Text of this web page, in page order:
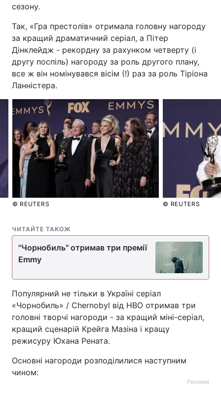
сезону.
Так, «Гра престолів» отримала головну нагороду
за кращий драматичний серіал, а Пітер
Дінклейдж - рекордну за рахунком четверту (і
другу поспіль) нагороду за роль другого плану,
все ж він номінувався вісім (!) раз за роль Тіріона
Ланністера.
© REUTERS © REUTERS
ЧИТАЙТЕ ТАКОЖ
"Чорнобиль" отримав три премії
Emmy
Популярний не тільки в Україні серіал
«Чорнобиль» / Chernobyl від HBO отримав три
головні творчі нагороди - за кращий міні-серіал,
кращий сценарій Крейга Мазіна і кращу
режисуру Юхана Рената.
Основні нагороди розподілилися наступним
чином:
Реклама